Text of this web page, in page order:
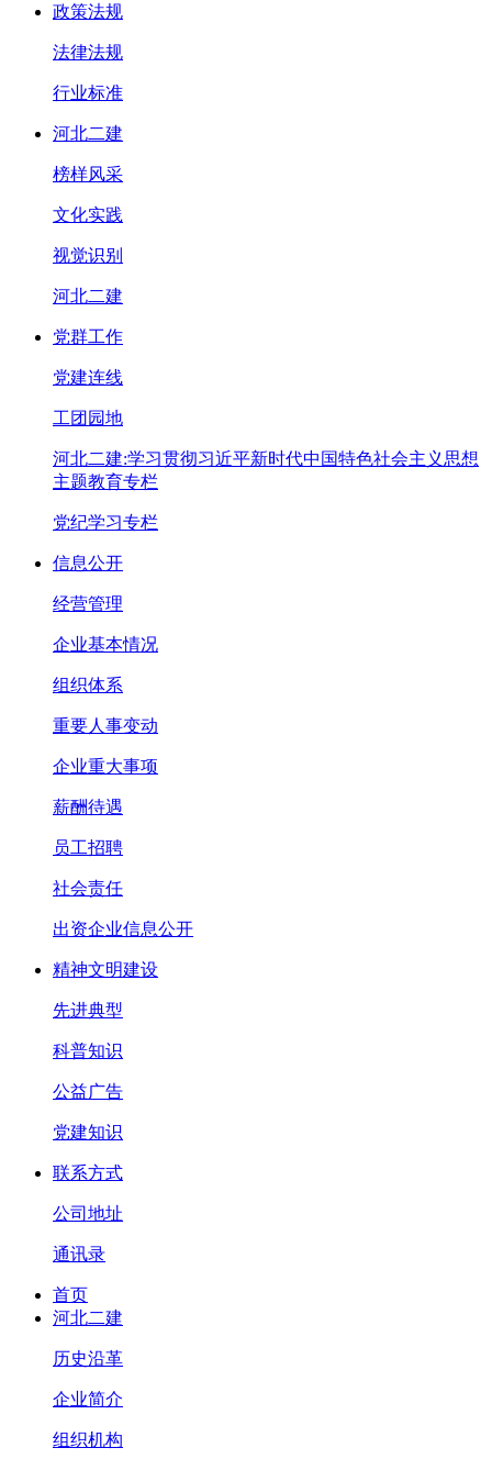
政策法规
法律法规
行业标准
河北二建
榜样风采
文化实践
视觉识别
河北二建
党群工作
党建连线
工团园地
河北二建:学习贯彻习近平新时代中国特色社会主义思想
主题教育专栏
党纪学习专栏
信息公开
经营管理
企业基本情况
组织体系
重要人事变动
企业重大事项
薪酬待遇
员工招聘
社会责任
出资企业信息公开
精神文明建设
先进典型
科普知识
公益广告
党建知识
联系方式
公司地址
通讯录
首页
河北二建
历史沿革
企业简介
组织机构